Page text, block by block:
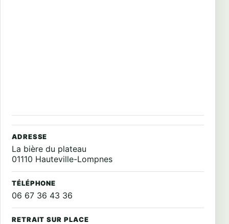
ADRESSE
La bière du plateau
01110 Hauteville-Lompnes
TÉLÉPHONE
06 67 36 43 36
RETRAIT SUR PLACE